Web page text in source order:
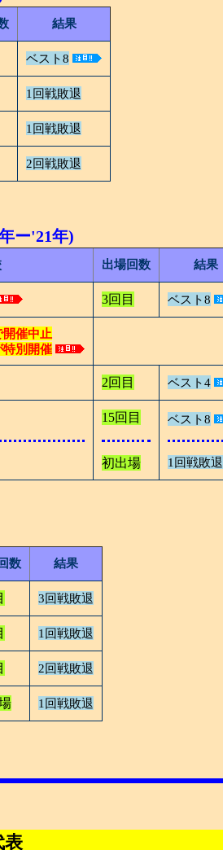
結果
ベスト8
1回戦敗退
1回戦敗退
2回戦敗退
ー'21年)
出場回数 結果
3回目 ベスト8
催中止
特別開催
2回目 ベスト4
15回目
初出場
ベスト8
1回戦敗退
数 結果
3回戦敗退
1回戦敗退
2回戦敗退
1回戦敗退
表